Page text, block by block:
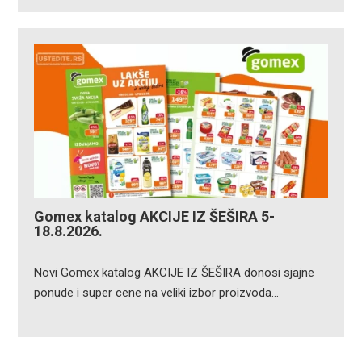
Gomex katalog AKCIJE IZ ŠEŠIRA 5-
18.8.2026.
Novi Gomex katalog AKCIJE IZ ŠEŠIRA donosi sjajne
ponude i super cene na veliki izbor proizvoda…